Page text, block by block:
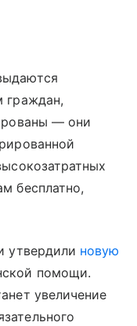
граждан,
— они
бесплатно,
утвердили новую
помощи.
увеличение